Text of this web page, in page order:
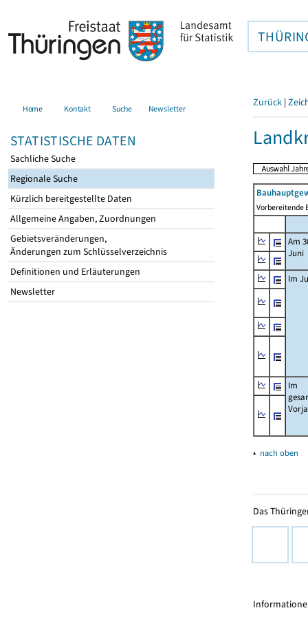
Home Kontakt Suche Newsletter
STATISTISCHE DATEN
Sachliche Suche
Regionale Suche
Kürzlich bereitgestellte Daten
Allgemeine Angaben, Zuordnungen
Gebietsveränderungen,
Änderungen zum Schlüsselverzeichnis
Definitionen und Erläuterungen
Newsletter
Zurück |
Vorbereitende
Am
Juni
Im
Im
▴ nach oben
Das